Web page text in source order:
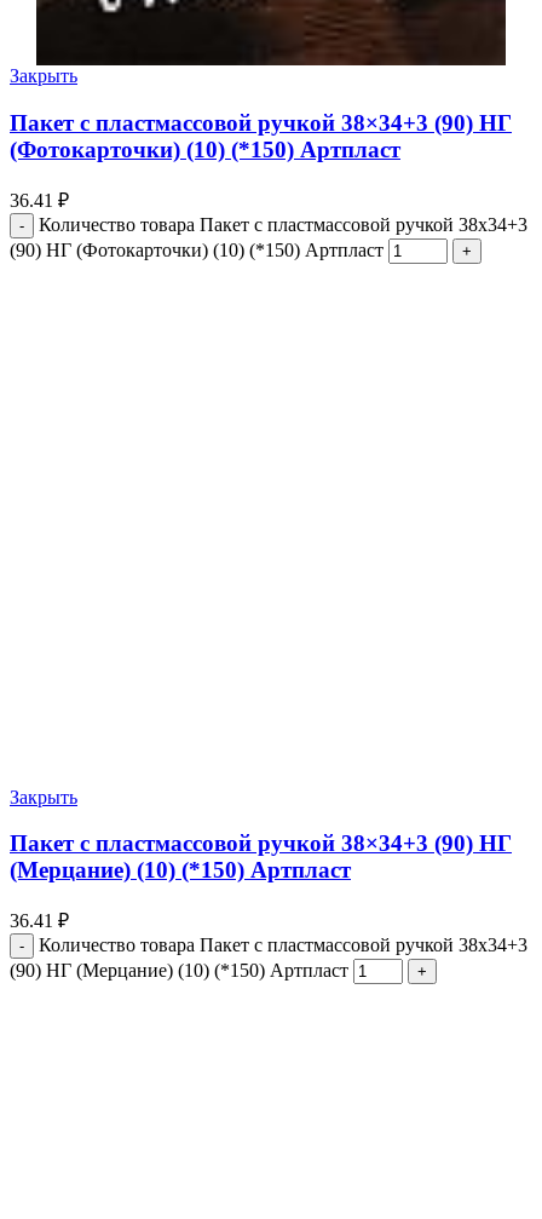
Закрыть
Пакет с пластмассовой ручкой 38×34+3 (90) НГ
(Фотокарточки) (10) (*150) Артпласт
36.41 ₽
Количество товара Пакет с пластмассовой ручкой 38x34+3
(90) НГ (Фотокарточки) (10) (*150) Артпласт
Закрыть
Пакет с пластмассовой ручкой 38×34+3 (90) НГ
(Мерцание) (10) (*150) Артпласт
36.41 ₽
Количество товара Пакет с пластмассовой ручкой 38x34+3
(90) НГ (Мерцание) (10) (*150) Артпласт